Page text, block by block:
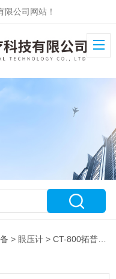
公司网站！
> 眼压计 > CT-800拓普康电脑非接触眼压计